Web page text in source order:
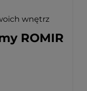
wnętrz
ROMIR